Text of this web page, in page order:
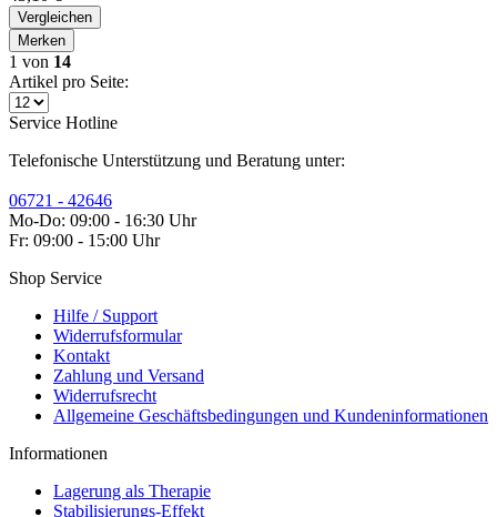
Vergleichen
Merken
1 von 14
Artikel pro Seite:
Service Hotline
Telefonische Unterstützung und Beratung unter:
06721 - 42646
Mo-Do: 09:00 - 16:30 Uhr
Fr: 09:00 - 15:00 Uhr
Shop Service
Hilfe / Support
Widerrufsformular
Kontakt
Zahlung und Versand
Widerrufsrecht
Allgemeine Geschäftsbedingungen und Kundeninformationen
Informationen
Lagerung als Therapie
Stabilisierungs-Effekt